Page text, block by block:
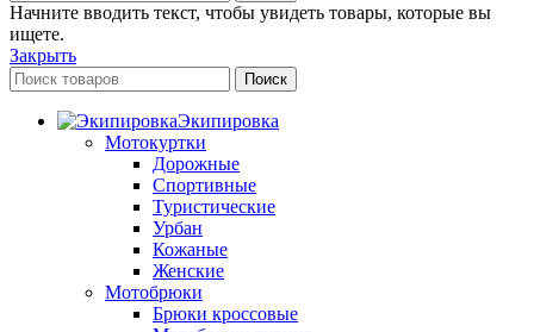
Начните вводить текст, чтобы увидеть товары, которые вы
ищете.
Закрыть
Поиск
Экипировка
Мотокуртки
Дорожные
Спортивные
Туристические
Урбан
Кожаные
Женские
Мотобрюки
Брюки кроссовые